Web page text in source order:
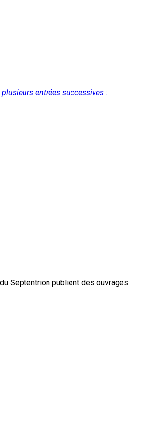
entrées successives :
Septentrion publient des ouvrages